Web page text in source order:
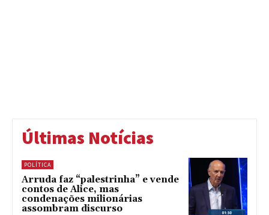
Últimas Notícias
POLÍTICA
Arruda faz “palestrinha” e vende
contos de Alice, mas
condenações milionárias
assombram discurso